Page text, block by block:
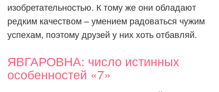
изобретательностью. К тому же они обладают
редким качеством – умением радоваться чужим
успехам, поэтому друзей у них хоть отбавляй.
ЯВГАРОВНА: число истинных
особенностей «7»